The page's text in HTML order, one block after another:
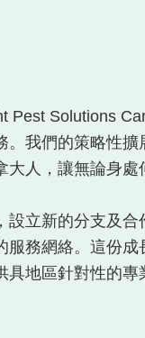
Pest Solutions
。我們的策略性擴
大人，讓無論身處
設立新的分支及合
服務網絡。這份成
地區針對性的專